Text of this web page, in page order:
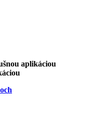
aplikáciou